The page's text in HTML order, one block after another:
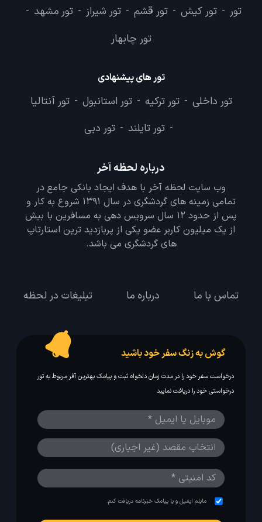
تور - تور کیش - تور قشم - تور شیراز - تور مشهد -
تور چابهار
تور های پیشنهادی
تور داخلی - تور ترکیه - تور استانبول - تور آنتالیا
- تور تایلند - تور دبی
درباره لحظه آخر
وب سایت لحظه آخر با هدف ایجاد بانکی جامع در
تمامی زمینه های گردشگری در سال 1391 شروع به کار و
پس از حدود 12 سال سرویس دهی به مسافرین با بیش
از یک میلیون کاربر عضو یکی از پربازدید ترین استارتاپ
های گردشگری می باشد.
تماس با ما درباره ما تبلیغات در لحظه
گوش به زنگ سفر خود باشید
درخواست سفر خود را در مدت زمان دلخواه ثبت و پیامک بهترین آفر مربوط به تور
درخواستی خود را دریافت نمایید
مایلم ایمیل و یا پیامک خبرنامه دریافت کنم.